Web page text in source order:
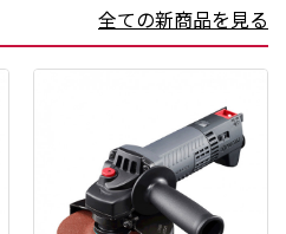
全ての新商品を見る